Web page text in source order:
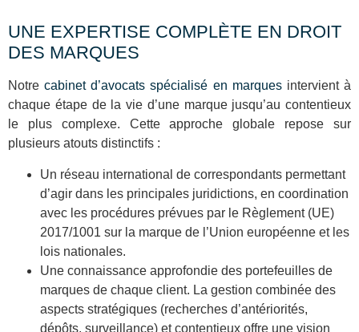
UNE EXPERTISE COMPLÈTE EN DROIT
DES MARQUES
Notrecabinet d’avocats spécialisé en marquesintervient à
chaque étape de la vie d’une marque jusqu’au contentieux
le plus complexe. Cette approche globale repose sur
plusieurs atouts distinctifs :
Un réseau international de correspondants permettant
d’agir dans les principales juridictions, en coordination
avec les procédures prévues par le Règlement (UE)
2017/1001 sur la marque de l’Union européenne et les
lois nationales.
Une connaissance approfondie des portefeuilles de
marques de chaque client. La gestion combinée des
aspects stratégiques (recherches d’antériorités,
dépôts, surveillance) et contentieux offre une vision